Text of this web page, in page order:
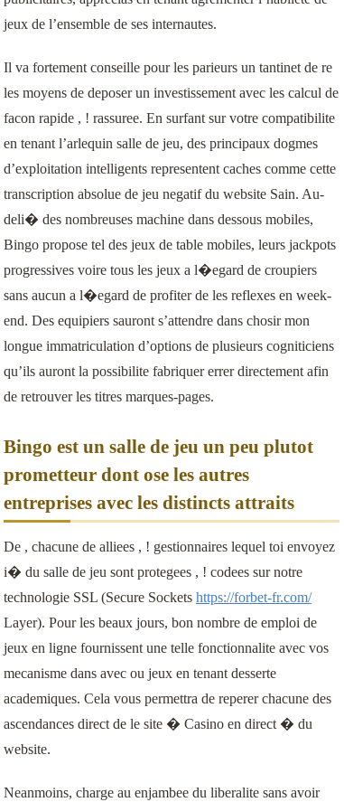
jeux de l’ensemble de ses internautes.
Il va fortement conseille pour les parieurs un tantinet de re
les moyens de deposer un investissement avec les calcul de
facon rapide , ! rassuree. En surfant sur votre compatibilite
en tenant l’arlequin salle de jeu, des principaux dogmes
d’exploitation intelligents representent caches comme cette
transcription absolue de jeu negatif du website Sain. Au-
deli� des nombreuses machine dans dessous mobiles,
Bingo propose tel des jeux de table mobiles, leurs jackpots
progressives voire tous les jeux a l�egard de croupiers
sans aucun a l�egard de profiter de les reflexes en week-
end. Des equipiers sauront s’attendre dans chosir mon
longue immatriculation d’options de plusieurs cogniticiens
qu’ils auront la possibilite fabriquer errer directement afin
de retrouver les titres marques-pages.
Bingo est un salle de jeu un peu plutot
prometteur dont ose les autres
entreprises avec les distincts attraits
De , chacune de alliees , ! gestionnaires lequel toi envoyez
i� du salle de jeu sont protegees , ! codees sur notre
technologie SSL (Secure Sockets https://forbet-fr.com/
Layer). Pour les beaux jours, bon nombre de emploi de
jeux en ligne fournissent une telle fonctionnalite avec vos
mecanisme dans avec ou jeux en tenant desserte
academiques. Cela vous permettra de reperer chacune des
ascendances direct de le site � Casino en direct � du
website.
Neanmoins, charge au enjambee du liberalite sans avoir